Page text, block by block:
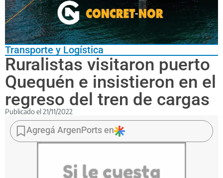
Transporte y Logística
Ruralistas visitaron puerto
Quequén e insistieron en el
regreso del tren de cargas
Publicado el 21/11/2022
Miembros
de
Carbap
recorrieron
Agregá ArgenPorts en